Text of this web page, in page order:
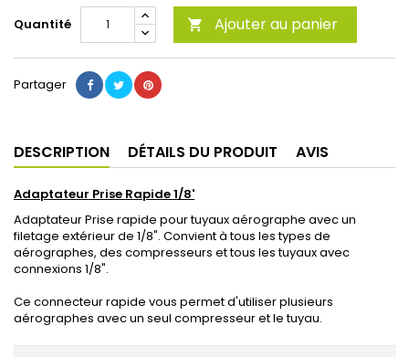
Quantité  Ajouter au panier
Partager
DESCRIPTION DÉTAILS DU PRODUIT AVIS
Adaptateur Prise Rapide 1/8'
Adaptateur Prise rapide pour tuyaux aérographe avec un
filetage extérieur de 1/8". Convient à tous les types de
aérographes, des compresseurs et tous les tuyaux avec
connexions 1/8".
Ce connecteur rapide vous permet d'utiliser plusieurs
aérographes avec un seul compresseur et le tuyau.